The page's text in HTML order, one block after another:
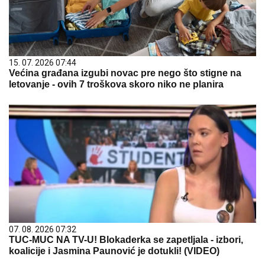
15. 07. 2026 07:44
Većina građana izgubi novac pre nego što stigne na
letovanje - ovih 7 troškova skoro niko ne planira
07. 08. 2026 07:32
TUC-MUC NA TV-U! Blokaderka se zapetljala - izbori,
koalicije i Jasmina Paunović je dotukli! (VIDEO)